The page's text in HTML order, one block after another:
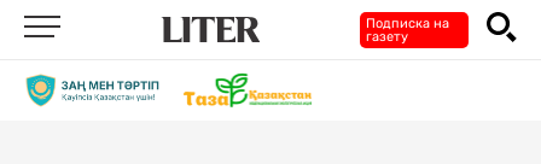
Подписка на
газету